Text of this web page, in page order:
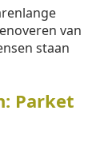
van
staan
Parket